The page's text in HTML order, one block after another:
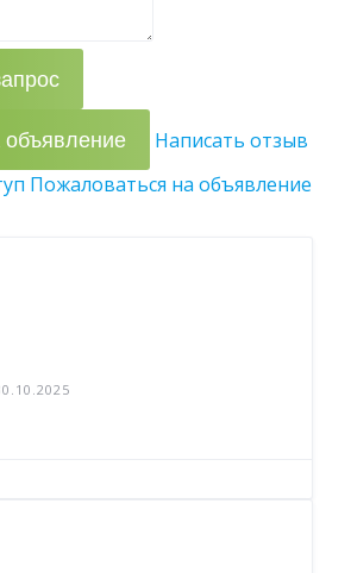
объявление
Написать отзыв
Пожаловаться на объявление